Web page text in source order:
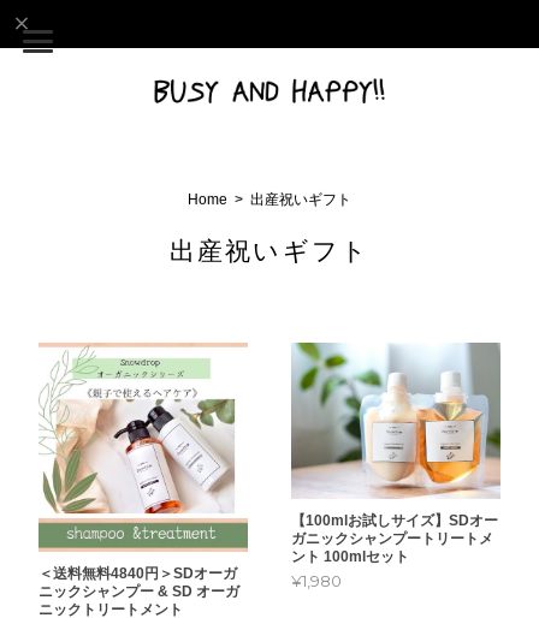
Home 出産祝いギフト
出産祝いギフト
＜送料無料4840円＞SDオーガ
ニックシャンプー & SD オーガ
ニックトリートメント
【100mlお試しサイズ】SDオー
ガニックシャンプートリートメ
ント 100mlセット
¥1,980